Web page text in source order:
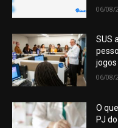
06/08/
SUS
06/08/
O
PJ